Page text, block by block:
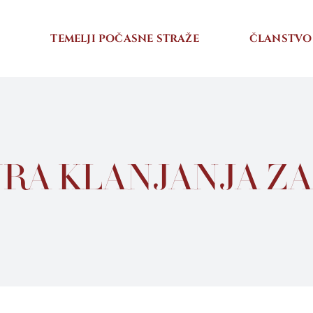
TEMELJI POČASNE STRAŽE ČLANSTVO
KLANJANJA